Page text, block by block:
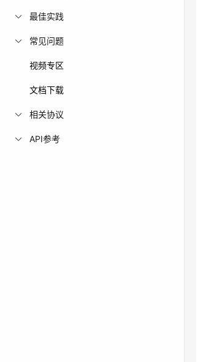
最佳实践
常见问题
视频专区
文档下载
相关协议
API参考